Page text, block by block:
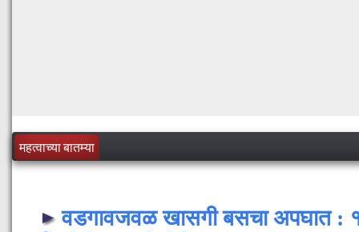
महत्वाच्या बातम्या
वडगावजवळ खासगी बसचा अपघात :